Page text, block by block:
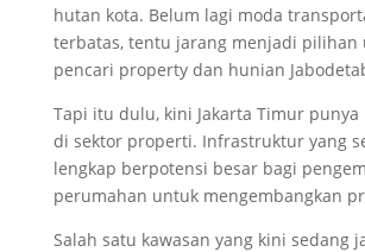
hutan kota. Belum lagi moda
terbatas, tentu jarang menjadi pilihan
pencari property dan hunian
Tapi itu dulu, kini Jakarta Timur punya
di sektor properti. Infrastruktur yang
lengkap berpotensi besar bagi
perumahan untuk mengembangkan
Salah satu kawasan yang kini sedang